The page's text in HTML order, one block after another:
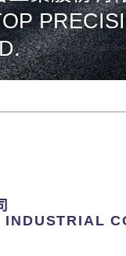
INDUSTRIAL